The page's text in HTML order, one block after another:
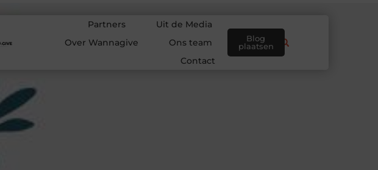
Partners
Uit de Media
Over Wannagive
Ons team
Contact
Blog
plaatsen